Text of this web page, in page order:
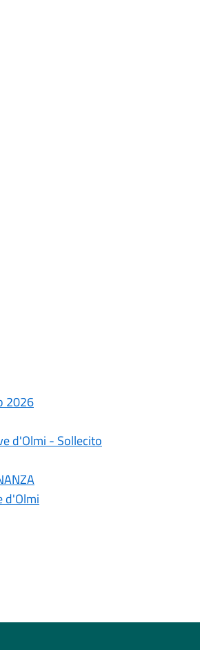
2026
d'Olmi - Sollecito
d'Olmi